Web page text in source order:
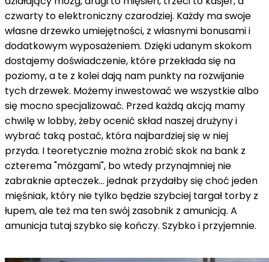
czwarty to elektroniczny czarodziej. Każdy ma swoje
własne drzewko umiejętności, z własnymi bonusami i
dodatkowym wyposażeniem. Dzięki udanym skokom
dostajemy doświadczenie, które przekłada się na
poziomy, a te z kolei dają nam punkty na rozwijanie
tych drzewek. Możemy inwestować we wszystkie albo
się mocno specjalizować. Przed każdą akcją mamy
chwilę w lobby, żeby ocenić skład naszej drużyny i
wybrać taką postać, która najbardziej się w niej
przyda. I teoretycznie można zrobić skok na bank z
czterema "mózgami", bo wtedy przynajmniej nie
zabraknie apteczek... jednak przydałby się choć jeden
mięśniak, który nie tylko będzie szybciej targał torby z
łupem, ale też ma ten swój zasobnik z amunicją. A
amunicja tutaj szybko się kończy. Szybko i przyjemnie.